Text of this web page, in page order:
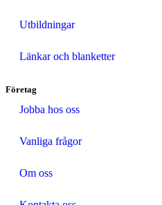
Utbildningar
Länkar och blanketter
Företag
Jobba hos oss
Vanliga frågor
Om oss